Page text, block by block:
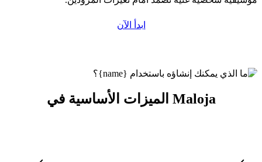
ابدأ الآن
الميزات الأساسية في Maloja